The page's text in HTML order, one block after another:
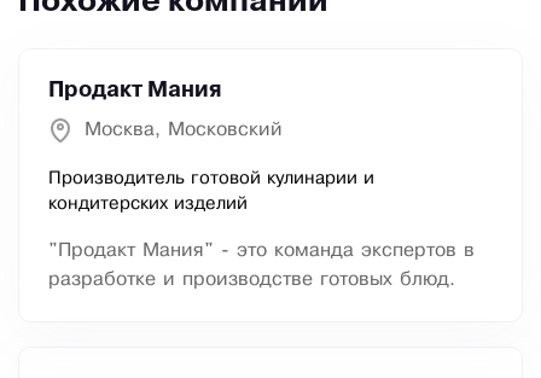
Продакт Мания
Москва, Московский
Производитель готовой кулинарии и
кондитерских изделий
"Продакт Мания" - это команда экспертов в
разработке и производстве готовых блюд.